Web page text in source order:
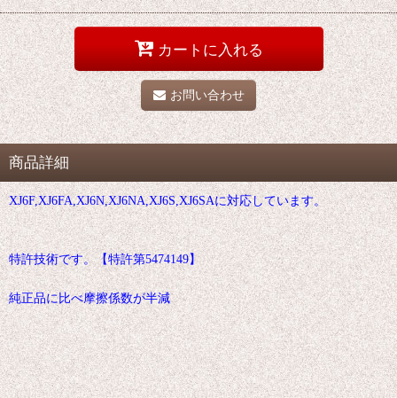
カートに入れる
お問い合わせ
商品詳細
XJ6F,XJ6FA,XJ6N,XJ6NA,XJ6S,XJ6SAに対応しています。
特許技術です。【特許第5474149】
純正品に比べ摩擦係数が半減